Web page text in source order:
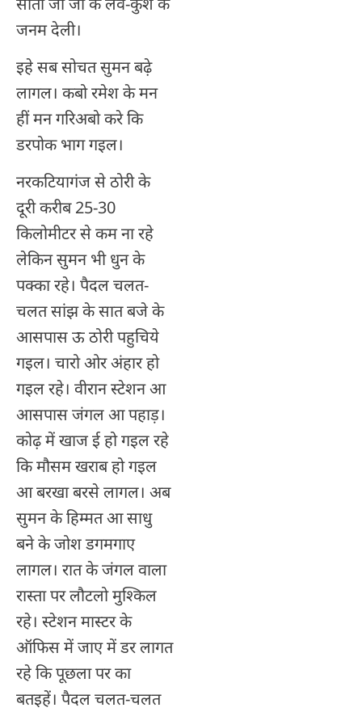
जनम देली।
इहे सब सोचत सुमन बढ़े
लागल। कबो रमेश के मन
हीं मन गरिअबो करे कि
डरपोक भाग गइल।
नरकटियागंज से ठोरी के
दूरी करीब 25-30
किलोमीटर से कम ना रहे
लेकिन सुमन भी धुन के
पक्का रहे। पैदल चलत-
चलत सांझ के सात बजे के
आसपास ऊ ठोरी पहुचिये
गइल। चारो ओर अंहार हो
गइल रहे। वीरान स्टेशन आ
आसपास जंगल आ पहाड़।
कोढ़ में खाज ई हो गइल रहे
कि मौसम खराब हो गइल
आ बरखा बरसे लागल। अब
सुमन के हिम्मत आ साधु
बने के जोश डगमगाए
लागल। रात के जंगल वाला
रास्ता पर लौटलो मुश्किल
रहे। स्टेशन मास्टर के
ऑफिस में जाए में डर लागत
रहे कि पूछला पर का
बतइहें। पैदल चलत-चलत